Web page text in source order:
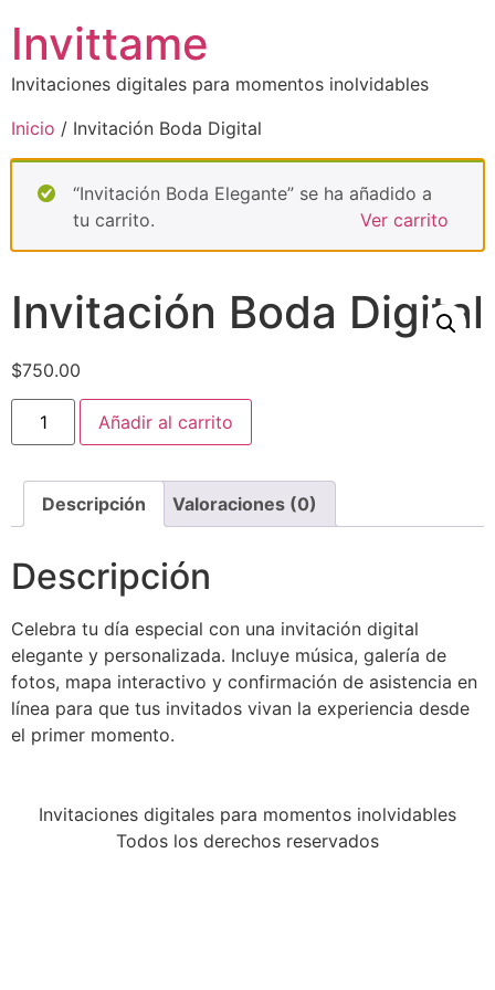
Invittame
Invitaciones digitales para momentos inolvidables
Inicio / Invitación Boda Digital
“Invitación Boda Elegante” se ha añadido a
tu carrito.
Ver carrito
Invitación Boda Digital
$750.00
Añadir al carrito
Descripción Valoraciones (0)
Descripción
Celebra tu día especial con una invitación digital
elegante y personalizada. Incluye música, galería de
fotos, mapa interactivo y confirmación de asistencia en
línea para que tus invitados vivan la experiencia desde
el primer momento.
Invitaciones digitales para momentos inolvidables
Todos los derechos reservados